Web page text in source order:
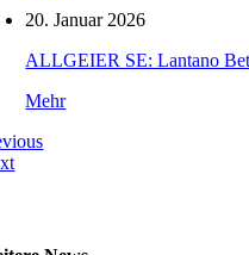
20. Januar 2026
ALLGEIER SE: Lantano
Mehr